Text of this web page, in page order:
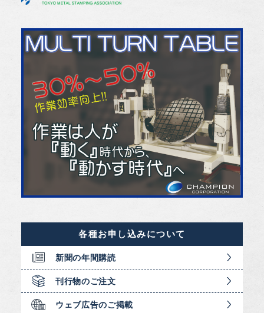
各種お申し込みについて
新聞の年間購読
刊行物のご注文
ウェブ広告のご掲載